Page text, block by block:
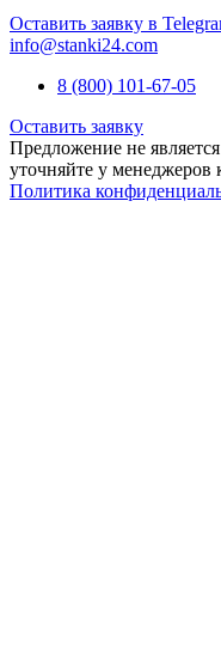
Оставить заявку в
info@stanki24.com
8 (800) 101-67-05
Оставить заявку
Предложение не
уточняйте у менеджеров
Политика